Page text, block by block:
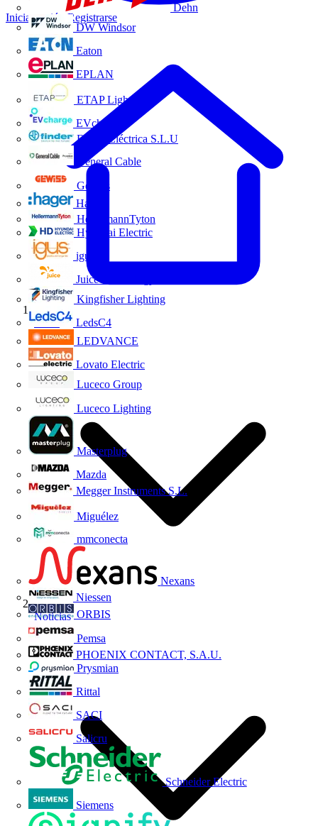
Dehn
DW Windsor
Eaton
EPLAN
ETAP Lighting
EVcharge
Finder Eléctrica S.L.U
General Cable
Gewiss
Hager
HellermannTyton
Hyundai Electric
igus
Juice Technology
Kingfisher Lighting
LedsC4
LEDVANCE
Lovato Electric
Luceco Group
Luceco Lighting
Masterplug
Mazda
Megger Instruments S.L.
Miguélez
mmconecta
Nexans
Niessen
ORBIS
Pemsa
PHOENIX CONTACT, S.A.U.
Prysmian
Rittal
SACI
Salicru
Schneider Electric
Siemens
Iniciar sesión Registrarse
Inicio
Noticias